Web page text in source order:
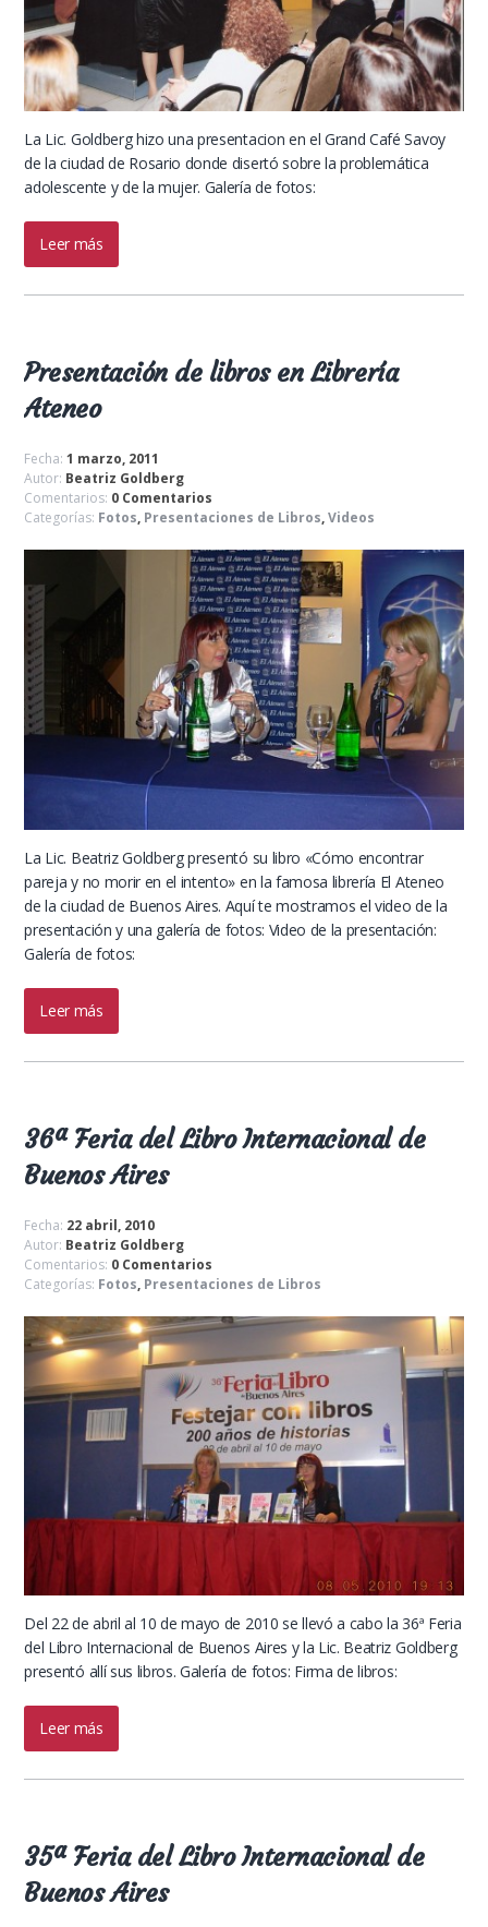
La Lic. Goldberg hizo una presentacion en el Grand Café Savoy
de la ciudad de Rosario donde disertó sobre la problemática
adolescente y de la mujer. Galería de fotos:
Leer más
Presentación de libros en Librería
Ateneo
Fecha:1 marzo, 2011
Autor: Beatriz Goldberg
Comentarios: 0 Comentarios
Categorías: Fotos, Presentaciones de Libros,Videos
La Lic. Beatriz Goldberg presentó su libro «Cómo encontrar
pareja y no morir en el intento» en la famosa librería El Ateneo
de la ciudad de Buenos Aires. Aquí te mostramos el video de la
presentación y una galería de fotos: Video de la presentación:
Galería de fotos:
Leer más
36ª Feria del Libro Internacional de
Buenos Aires
Fecha: 22 abril, 2010
Autor: Beatriz Goldberg
Comentarios: 0 Comentarios
Categorías: Fotos, Presentaciones de Libros
Del 22 de abril al 10 de mayo de 2010 se llevó a cabo la 36ª Feria
del Libro Internacional de Buenos Aires y la Lic. Beatriz Goldberg
presentó allí sus libros. Galería de fotos: Firma de libros:
Leer más
35ª Feria del Libro Internacional de
Buenos Aires